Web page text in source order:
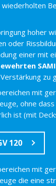
hoher
oder
einer mit
zu
mit
ohne
ist (mit
120
mit
die eine